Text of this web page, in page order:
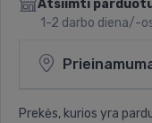
Atsiimti
1-2 darbo diena/-
Prekės, kurios yra